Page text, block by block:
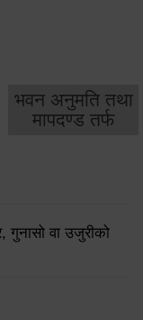
भवन अनुमति तथा
मापदण्ड तर्फ
गुनासो वा उजुरीको